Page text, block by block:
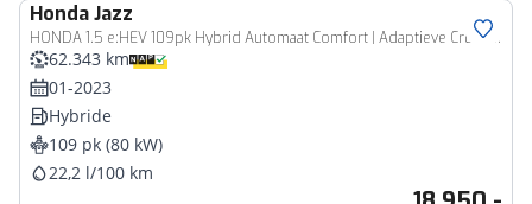
HondaJazz
HONDA 1.5 e:HEV 109pk Hybrid Automaat Comfort | Adaptieve Cruisecontrol | Climatecontrol | Stoelverwarming | LED Koplampen |
62.343 km
01-2023
Hybride
109 pk (80 kW)
22,2 l/100 km